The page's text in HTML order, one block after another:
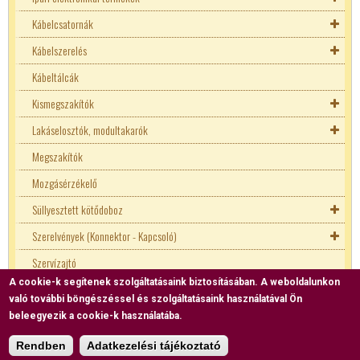
Schneider RESI9 Fi relék
TRACON Fi relék
Biztonsági relék
Kábelcsatornák
Mosaic
Szerevényezhető csatornák
Kábelszerelés
Kábelkötegelők, rendezők
Vezeték toldó
Zsugorcsövek
Érvéghüvelyek
Saru
Szigetelő szalag
Kábel átvezetők
Tömszelence
Kábeltálcák
Kismegszakítók
EATON Kismegszakítók
HAGER Kismegszakítók
LEGRAND Kismegszakítók
SCHNEIDER ACTI9
SCHNEIDER RESI9
TRACON Kismegszakítók
Lakáselosztók, modultakarók
Réz sín, kapocs
Eaton elosztók
Gewiss elosztók
Hager elosztók
Legrand elosztók
LEGRAND Fi relék
LEGRAND Kismegszakítók
Schneider elosztók
Schneider RESI9 Fi relék
SCHNEIDER RESI9
Tracon elosztók
TRACON Fi relék
Megszakítók
Mozgásérzékelő
Süllyesztett kötődoboz
Betondoboz
Gipszkarton doboz
Hőszigetelő szerelvények
Szerelvények (Konnektor - Kapcsoló)
Gewiss
Düwi
EFAPEL
EMOS
Szervízajtó
Tokozatok
Tetőtartó
Védőcsövek
Villámvédelem
A cookie-k segítenek szolgáltatásaink biztosításában. A weboldalunkon
való további böngészéssel és szolgáltatásaink használatával Ön
beleegyezik a cookie-k használatába.
Rendben Adatkezelési tájékoztató